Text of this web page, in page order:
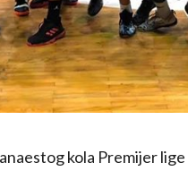
kola Premijer